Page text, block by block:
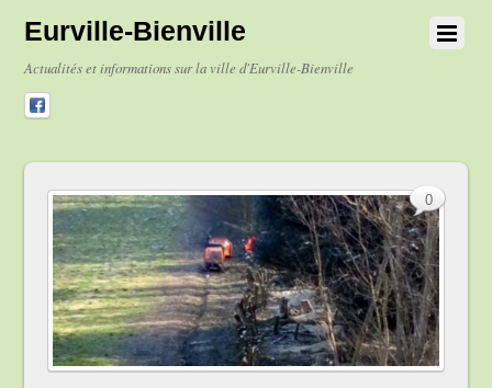
Eurville-Bienville
Actualités et informations sur la ville d'Eurville-Bienville
0